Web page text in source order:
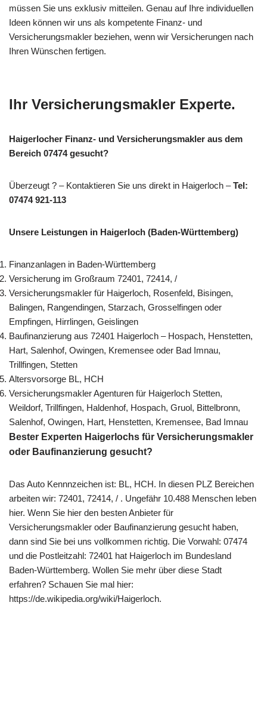
müssen Sie uns exklusiv mitteilen. Genau auf Ihre individuellen
Ideen können wir uns als kompetente Finanz- und
Versicherungsmakler beziehen, wenn wir Versicherungen nach
Ihren Wünschen fertigen.
Ihr Versicherungsmakler Experte.
Haigerlocher Finanz- und Versicherungsmakler aus dem
Bereich 07474 gesucht?
Überzeugt ? – Kontaktieren Sie uns direkt in Haigerloch –Tel:
07474 921-113
Unsere Leistungen in Haigerloch (Baden-Württemberg)
Finanzanlagen in Baden-Württemberg
Versicherung im Großraum 72401, 72414, /
Versicherungsmakler für Haigerloch, Rosenfeld, Bisingen,
Balingen, Rangendingen, Starzach, Grosselfingen oder
Empfingen, Hirrlingen, Geislingen
Baufinanzierung aus 72401 Haigerloch – Hospach, Henstetten,
Hart, Salenhof, Owingen, Kremensee oder Bad Imnau,
Trillfingen, Stetten
Altersvorsorge BL, HCH
Versicherungsmakler Agenturen für Haigerloch Stetten,
Weildorf, Trillfingen, Haldenhof, Hospach, Gruol, Bittelbronn,
Salenhof, Owingen, Hart, Henstetten, Kremensee, Bad Imnau
Bester Experten Haigerlochs für Versicherungsmakler
oder Baufinanzierung gesucht?
Das Auto Kennnzeichen ist: BL, HCH. In diesen PLZ Bereichen
arbeiten wir: 72401, 72414, / . Ungefähr 10.488 Menschen leben
hier. Wenn Sie hier den besten Anbieter für
Versicherungsmakler oder Baufinanzierung gesucht haben,
dann sind Sie bei uns vollkommen richtig. Die Vorwahl: 07474
und die Postleitzahl: 72401 hat Haigerloch im Bundesland
Baden-Württemberg. Wollen Sie mehr über diese Stadt
erfahren? Schauen Sie mal hier:
https://de.wikipedia.org/wiki/Haigerloch.